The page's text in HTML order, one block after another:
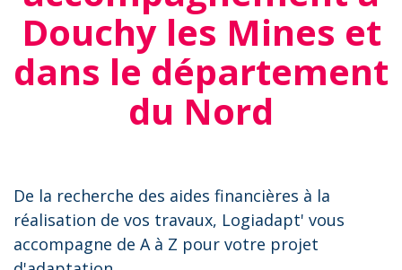
Douchy les Mines et
dans le département
du Nord
De la recherche des aides financières à la
réalisation de vos travaux, Logiadapt' vous
accompagne de A à Z pour votre projet